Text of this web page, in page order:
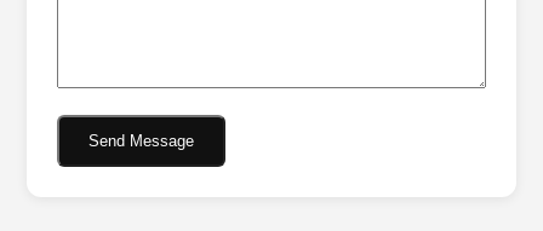
Send Message